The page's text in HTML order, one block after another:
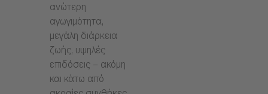
ανώτερη
αγωγιμότητα,
μεγάλη διάρκεια
ζωής, υψηλές
επιδόσεις – ακόμη
και κάτω από